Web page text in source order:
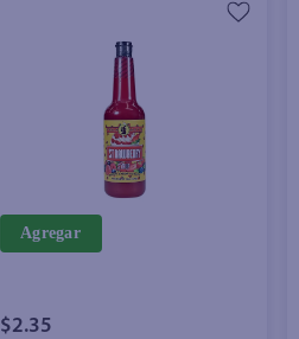
Agregar
$2.35